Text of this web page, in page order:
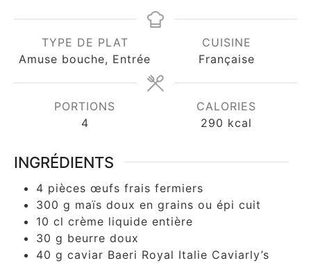
TYPE DE PLAT
Amuse bouche, Entrée
CUISINE
Française
PORTIONS
4
CALORIES
290 kcal
INGRÉDIENTS
4 pièces œufs frais fermiers
300 g maïs doux en grains ou épi cuit
10 cl crème liquide entière
30 g beurre doux
40 g caviar Baeri Royal Italie Caviarly’s